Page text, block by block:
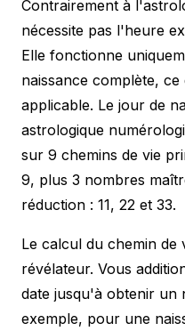
Contrairement à
nécessite pas l'heure
Elle fonctionne
naissance complète,
applicable. Le jour de
astrologique
sur 9 chemins de vie
9, plus 3 nombres
réduction : 11, 22 et 33.
Le calcul du chemin de
révélateur. Vous
date jusqu'à obtenir un
exemple, pour une